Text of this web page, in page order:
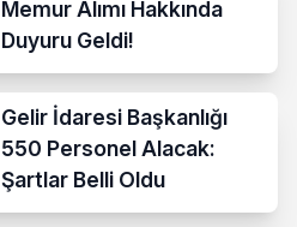
Memur Alımı Hakkında
Duyuru Geldi!
Gelir İdaresi Başkanlığı
550 Personel Alacak:
Şartlar Belli Oldu